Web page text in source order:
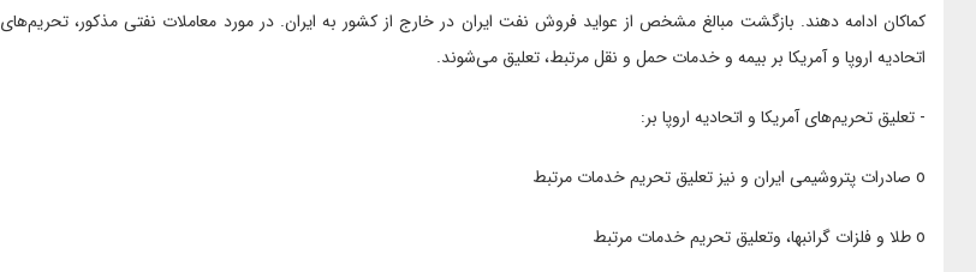
کماکان ادامه دهند. بازگشت مبالغ مشخص از عواید فروش نفت ایران در خارج از کشور به ایران. در مورد معاملات نفتی مذکور، تحریم‌های
اتحادیه اروپا و آمریکا بر بیمه و خدمات حمل و نقل مرتبط، تعلیق می‌شوند.
- تعلیق تحریم‌های آمریکا و اتحادیه اروپا بر:
o صادرات پتروشیمی ایران و نیز تعلیق تحریم خدمات مرتبط
o طلا و فلزات گرانبها، وتعلیق تحریم خدمات مرتبط